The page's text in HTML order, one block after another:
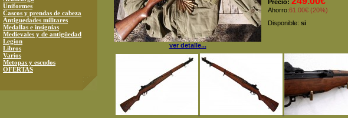
Uniformes
Cascos y prendas de cabeza
Antiguedades militares
Medallas e insignias
Medievales y de antigüedad
Legion
Libros
Varios
Metopas y escudos
OFERTAS
ver detalle...
Precio:
Ahorro:61.00€ (20%)
Disponible: si